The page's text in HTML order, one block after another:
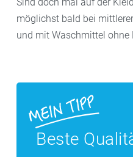
möglichst bald bei
und mit Wasch­mittel ohne
Beste